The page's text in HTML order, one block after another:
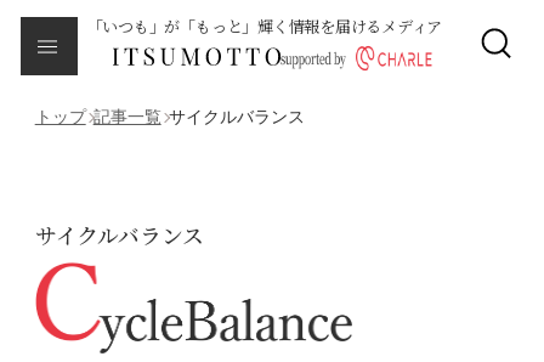
「いつも」が「もっと」輝く情報を届けるメディア
サイクルバランス
トップ 記事一覧 サイクルバランス
サイクルバランス